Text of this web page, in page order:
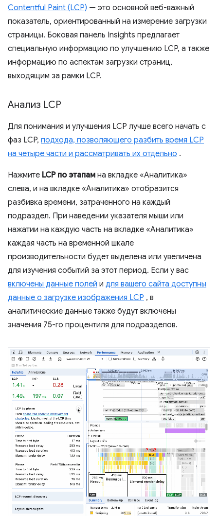
Contentful Paint (LCP) — это основной веб-важный
показатель, ориентированный на измерение загрузки
страницы. Боковая панель Insights предлагает
специальную информацию по улучшению LCP, а также
информацию по аспектам загрузки страниц,
выходящим за рамки LCP.
Анализ LCP
Для понимания и улучшения LCP лучше всего начать с
фаз LCP, подхода, позволяющего разбить время LCP
на четыре части и рассматривать их отдельно .
Нажмите LCP по этапам на вкладке «Аналитика»
слева, и на вкладке «Аналитика» отобразится
разбивка времени, затраченного на каждый
подраздел. При наведении указателя мыши или
нажатии на каждую часть на вкладке «Аналитика»
каждая часть на временной шкале
производительности будет выделена или увеличена
для изучения событий за этот период. Если у вас
включены данные полей и для вашего сайта доступны
данные о загрузке изображения LCP , в
аналитические данные также будут включены
значения 75-го процентиля для подразделов.